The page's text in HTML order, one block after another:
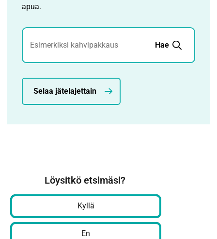
apua.
Jätehaku
Hae
Selaa jätelajettain
Löysitkö etsimäsi?
Kyllä
En